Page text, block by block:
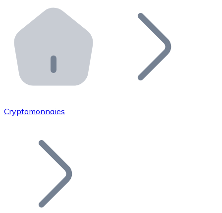
Distributeurs automatiques Bitnovo
Intégrez un ATM Bitnovo dans votre entreprise et
API Bitnovo
Intégrez notre API dans votre écosystème.
Rejoignez notre réseau de distributeurs et
Ajoutez le token de votre projet à notre service
Cryptomonnaies